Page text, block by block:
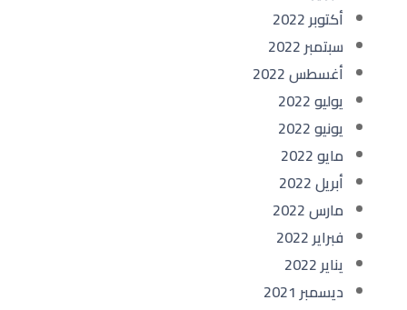
أكتوبر 2022
سبتمبر 2022
أغسطس 2022
يوليو 2022
يونيو 2022
مايو 2022
أبريل 2022
مارس 2022
فبراير 2022
يناير 2022
ديسمبر 2021